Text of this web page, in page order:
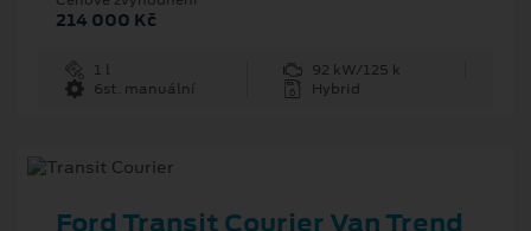
214 000 Kč
1 l
92 kW/125 k
6st. manuální
Hybrid
Ford Transit Courier Van Trend